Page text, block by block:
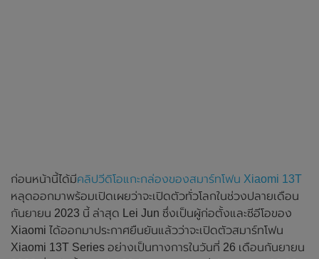
ก่อนหน้านี้ได้มีคลิปวีดิโอแกะกล่องของสมาร์ทโฟน Xiaomi 13T
หลุดออกมาพร้อมเปิดเผยว่าจะเปิดตัวทั่วโลกในช่วงปลายเดือน
กันยายน 2023 นี้ ล่าสุด Lei Jun ซึ่งเป็นผู้ก่อตั้งและซีอีโอของ
Xiaomi ได้ออกมาประกาศยืนยันแล้วว่าจะเปิดตัวสมาร์ทโฟน
Xiaomi 13T Series อย่างเป็นทางการในวันที่ 26 เดือนกันยายน